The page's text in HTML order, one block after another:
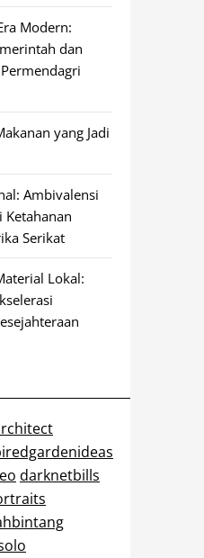
Modern:
dan
yang Jadi
Ambivalensi
Ketahanan
Serikat
Lokal:
darknetbills